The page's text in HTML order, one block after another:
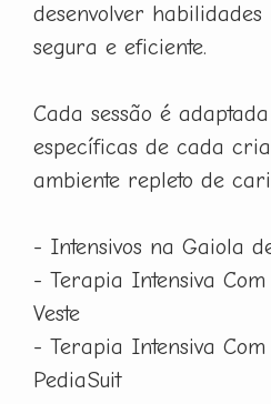
desenvolver
segura e eficiente.
Cada sessão é
específicas de cada
ambiente repleto de
- Intensivos na Gaiola
- Terapia Intensiva
Veste
- Terapia Intensiva
PediaSuit